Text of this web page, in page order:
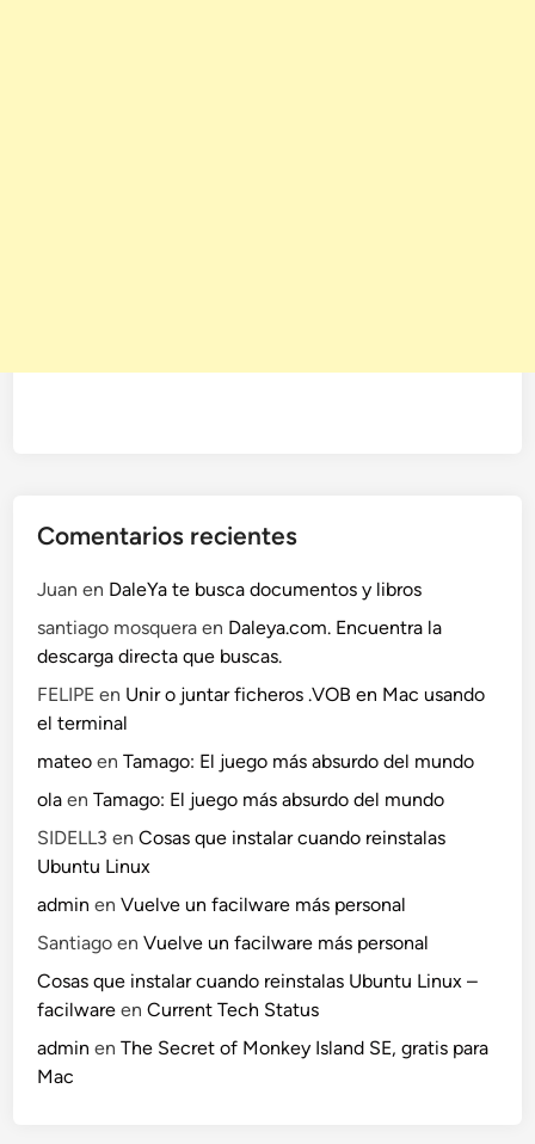
Comentarios recientes
Juan en DaleYa te busca documentos y libros
santiago mosquera en Daleya.com. Encuentra la
descarga directa que buscas.
FELIPE en Unir o juntar ficheros .VOB en Mac usando
el terminal
mateo enTamago: El juego más absurdo del mundo
ola enTamago: El juego más absurdo del mundo
SIDELL3 enCosas que instalar cuando reinstalas
Ubuntu Linux
admin enVuelve un facilware más personal
Santiago enVuelve un facilware más personal
Cosas que instalar cuando reinstalas Ubuntu Linux –
facilware enCurrent Tech Status
admin enThe Secret of Monkey Island SE, gratis para
Mac